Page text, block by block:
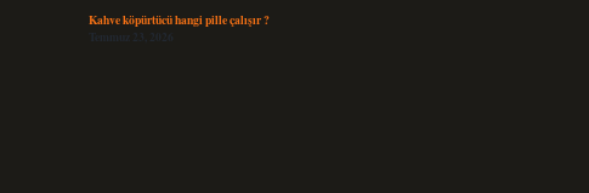
Kahve köpürtücü hangi pille çalışır ?
Temmuz 23, 2026